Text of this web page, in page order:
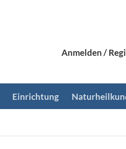
Anmelden /
Einrichtung